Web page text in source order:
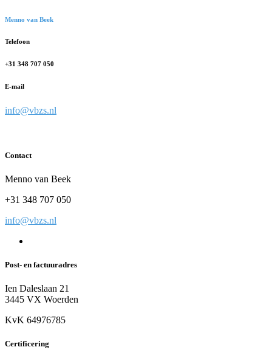
Menno van Beek
Telefoon
+31 348 707 050
E-mail
info@vbzs.nl
Contact
Menno van Beek
+31 348 707 050
info@vbzs.nl
Post- en factuuradres
Ien Daleslaan 21
3445 VX Woerden
KvK 64976785
Certificering